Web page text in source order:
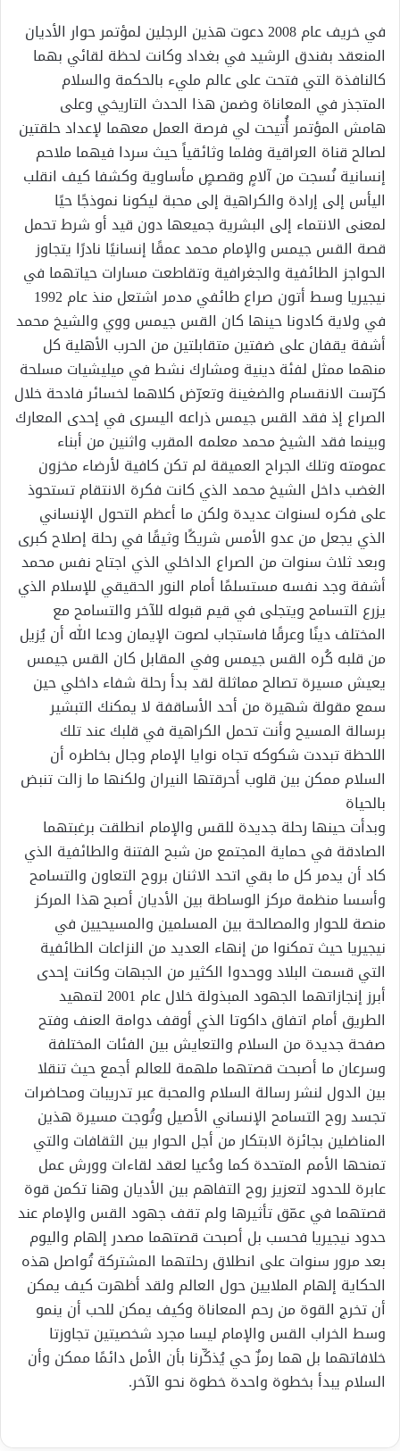
في خريف عام 2008 دعوت هذين الرجلين لمؤتمر حوار الأديان
المنعقد بفندق الرشيد في بغداد وكانت لحظة لقائي بهما
كالنافذة التي فتحت على عالم مليء بالحكمة والسلام
المتجذر في المعاناة وضمن هذا الحدث التاريخي وعلى
هامش المؤتمر أُتيحت لي فرصة العمل معهما لإعداد حلقتين
لصالح قناة العراقية وفلما وثائقياً حيث سردا فيهما ملاحم
إنسانية نُسجت من آلامٍ وقصصٍ مأساوية وكشفا كيف انقلب
اليأس إلى إرادة والكراهية إلى محبة ليكونا نموذجًا حيًا
لمعنى الانتماء إلى البشرية جميعها دون قيد أو شرط تحمل
قصة القس جيمس والإمام محمد عمقًا إنسانيًا نادرًا يتجاوز
الحواجز الطائفية والجغرافية وتقاطعت مسارات حياتهما في
نيجيريا وسط أتون صراع طائفي مدمر اشتعل منذ عام 1992
في ولاية كادونا حينها كان القس جيمس ووي والشيخ محمد
أشفة يقفان على ضفتين متقابلتين من الحرب الأهلية كل
منهما ممثل لفئة دينية ومشارك نشط في ميليشيات مسلحة
كرّست الانقسام والضغينة وتعرّض كلاهما لخسائر فادحة خلال
الصراع إذ فقد القس جيمس ذراعه اليسرى في إحدى المعارك
وبينما فقد الشيخ محمد معلمه المقرب واثنين من أبناء
عمومته وتلك الجراح العميقة لم تكن كافية لأرضاء مخزون
الغضب داخل الشيخ محمد الذي كانت فكرة الانتقام تستحوذ
على فكره لسنوات عديدة ولكن ما أعظم التحول الإنساني
الذي يجعل من عدو الأمس شريكًا وثيقًا في رحلة إصلاح كبرى
وبعد ثلاث سنوات من الصراع الداخلي الذي اجتاح نفس محمد
أشفة وجد نفسه مستسلمًا أمام النور الحقيقي للإسلام الذي
يزرع التسامح ويتجلى في قيم قبوله للآخر والتسامح مع
المختلف دينًا وعرقًا فاستجاب لصوت الإيمان ودعا الله أن يُزيل
من قلبه كُره القس جيمس وفي المقابل كان القس جيمس
يعيش مسيرة تصالح مماثلة لقد بدأ رحلة شفاء داخلي حين
سمع مقولة شهيرة من أحد الأساقفة لا يمكنك التبشير
برسالة المسيح وأنت تحمل الكراهية في قلبك عند تلك
اللحظة تبددت شكوكه تجاه نوايا الإمام وجال بخاطره أن
السلام ممكن بين قلوب أحرقتها النيران ولكنها ما زالت تنبض
بالحياة
وبدأت حينها رحلة جديدة للقس والإمام انطلقت برغبتهما
الصادقة في حماية المجتمع من شبح الفتنة والطائفية الذي
كاد أن يدمر كل ما بقي اتحد الاثنان بروح التعاون والتسامح
وأسسا منظمة مركز الوساطة بين الأديان أصبح هذا المركز
منصة للحوار والمصالحة بين المسلمين والمسيحيين في
نيجيريا حيث تمكنوا من إنهاء العديد من النزاعات الطائفية
التي قسمت البلاد ووحدوا الكثير من الجبهات وكانت إحدى
أبرز إنجازاتهما الجهود المبذولة خلال عام 2001 لتمهيد
الطريق أمام اتفاق داكوتا الذي أوقف دوامة العنف وفتح
صفحة جديدة من السلام والتعايش بين الفئات المختلفة
وسرعان ما أصبحت قصتهما ملهمة للعالم أجمع حيث تنقلا
بين الدول لنشر رسالة السلام والمحبة عبر تدريبات ومحاضرات
تجسد روح التسامح الإنساني الأصيل وتُوجت مسيرة هذين
المناضلين بجائزة الابتكار من أجل الحوار بين الثقافات والتي
تمنحها الأمم المتحدة كما ودُعيا لعقد لقاءات وورش عمل
عابرة للحدود لتعزيز روح التفاهم بين الأديان وهنا تكمن قوة
قصتهما في عمّق تأثيرها ولم تقف جهود القس والإمام عند
حدود نيجيريا فحسب بل أصبحت قصتهما مصدر إلهام واليوم
بعد مرور سنوات على انطلاق رحلتهما المشتركة تُواصل هذه
الحكاية إلهام الملايين حول العالم ولقد أظهرت كيف يمكن
أن تخرج القوة من رحم المعاناة وكيف يمكن للحب أن ينمو
وسط الخراب القس والإمام ليسا مجرد شخصيتين تجاوزتا
خلافاتهما بل هما رمزٌ حي يُذكِّرنا بأن الأمل دائمًا ممكن وأن
السلام يبدأ بخطوة واحدة خطوة نحو الآخر.